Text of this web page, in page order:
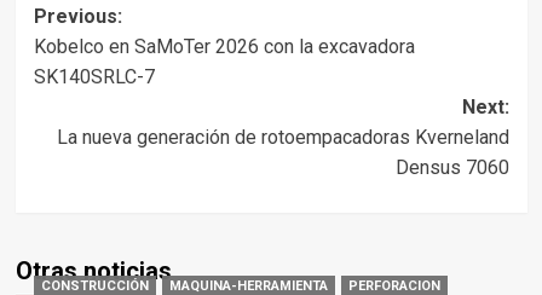
Post
navigation
Previous:
Kobelco en SaMoTer 2026 con la excavadora
SK140SRLC-7
Next:
La nueva generación de rotoempacadoras Kverneland
Densus 7060
Otras noticias
CONSTRUCCIÓN MAQUINA-HERRAMIENTA PERFORACION